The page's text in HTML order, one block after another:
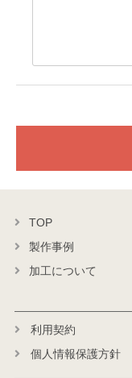
TOP
製作事例
加工について
利用契約
個人情報保護方針